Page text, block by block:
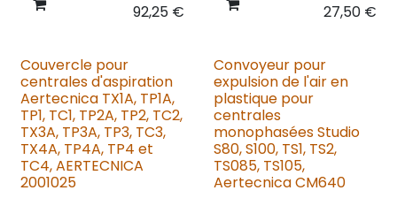
92,25€
27,50 €
Couvercle pour
centrales d'aspiration
Aertecnica TX1A, TP1A,
TP1, TC1, TP2A, TP2, TC2,
TX3A, TP3A, TP3, TC3,
TX4A, TP4A, TP4 et
TC4, AERTECNICA
2001025
Convoyeur pour
expulsion de l'air en
plastique pour
centrales
monophasées Studio
S80, S100, TS1, TS2,
TS085, TS105,
Aertecnica CM640